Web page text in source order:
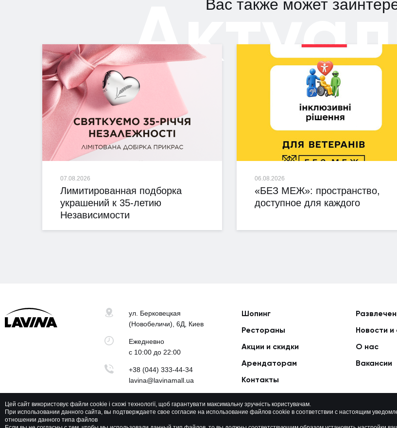
Вас также может
07.08.2026
Лимитированная подборка
украшений к 35-летию
Независимости
06.08.2026
«БЕЗ МЕЖ»: пространство,
доступное для каждого
ул. Берковецкая
(Новобеличи), 6Д, Киев
Ежедневно
с 10:00 до 22:00
+38 (044) 333-44-34
lavina@lavinamall.ua
Шопинг
Рестораны
Новости и
Акции и скидки
О нас
Арендаторам
Вакансии
Контакты
Lavina Mall © 2026 Все права защищены Карта сайта
Цей сайт використовує файли cookie і схожі технології, щоб гарантувати максимальну зручність користувачам.
При использовании данного сайта, вы подтверждаете свое согласие на использование файлов cookie в соответствии с настоящим
отношении данного типа файлов